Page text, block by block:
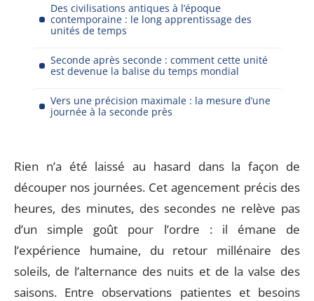
Des civilisations antiques à l’époque
contemporaine : le long apprentissage des
unités de temps
Seconde après seconde : comment cette unité
est devenue la balise du temps mondial
Vers une précision maximale : la mesure d’une
journée à la seconde près
Rien n’a été laissé au hasard dans la façon de
découper nos journées. Cet agencement précis des
heures, des minutes, des secondes ne relève pas
d’un simple goût pour l’ordre : il émane de
l’expérience humaine, du retour millénaire des
soleils, de l’alternance des nuits et de la valse des
saisons. Entre observations patientes et besoins